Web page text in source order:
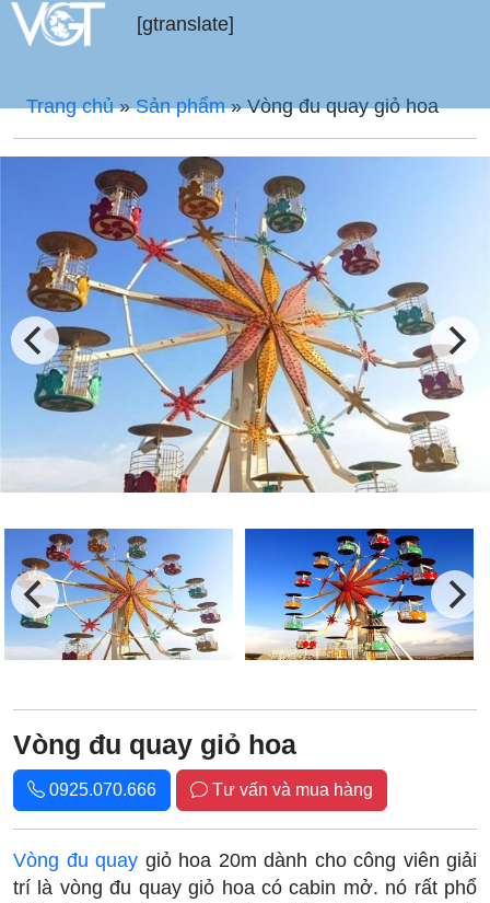
[gtranslate]
Trang chủ»Sản phẩm»Vòng đu quay giỏ hoa
Vòng đu quay giỏ hoa
0925.070.666 Tư vấn và mua hàng
Vòng đu quay giỏ hoa 20m dành cho công viên giải
trí là vòng đu quay giỏ hoa có cabin mở. nó rất phổ